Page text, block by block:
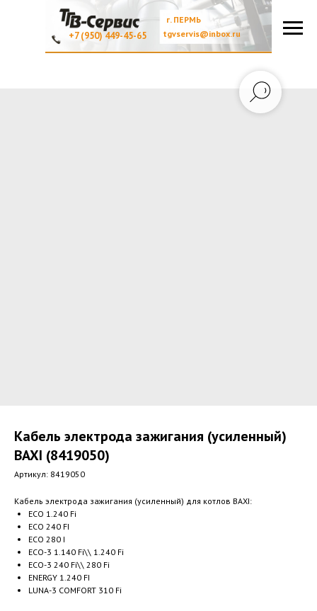
г. ПЕРМЬ
+7 (950) 449-45-65 tgvservis@inbox.ru
Кабель электрода зажигания (усиленный)
BAXI (8419050)
Артикул: 8419050
Кабель электрода зажигания (усиленный) для котлов BAXI:
ECO 1.240 Fi
ECO 240 FI
ECO 280 I
ECO-3 1.140 Fi\\ 1.240 Fi
ECO-3 240 Fi\\ 280 Fi
ENERGY 1.240 FI
LUNA-3 COMFORT 310 Fi